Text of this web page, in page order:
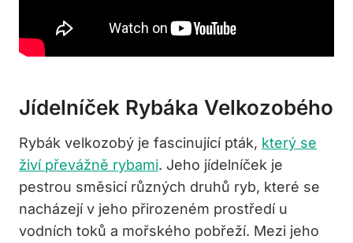
Jídelníček Rybáka Velkozobého
Rybák velkozobý je fascinující pták, který se
živí převážně rybami. Jeho jídelníček je
pestrou směsicí různých druhů ryb, které se
nacházejí v jeho přirozeném prostředí u
vodních toků a mořského pobřeží. Mezi jeho